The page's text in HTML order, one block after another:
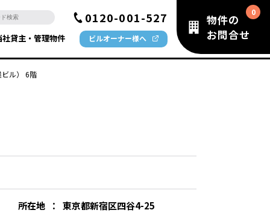
0120-001-527
社貸主・管理物件 ビルオーナー様へ
物件の
お問合せ
ル） 6階
所在地 ：
東京都新宿区四谷4-25